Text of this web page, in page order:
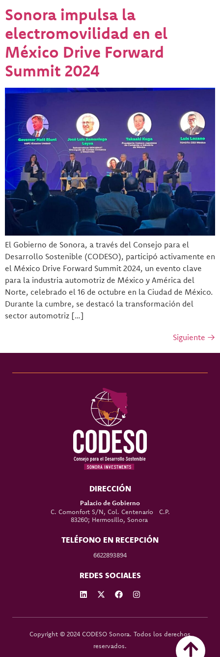
Sonora impulsa la
electromovilidad en el
México Drive Forward
Summit 2024
El Gobierno de Sonora, a través del Consejo para el
Desarrollo Sostenible (CODESO), participó activamente en
el México Drive Forward Summit 2024, un evento clave
para la industria automotriz de México y América del
Norte, celebrado el 16 de octubre en la Ciudad de México.
Durante la cumbre, se destacó la transformación del
sector automotriz […]
Siguiente →
DIRECCIÓN
Palacio de Gobierno
C. Comonfort S/N, Col. Centenario C.P.
83260; Hermosillo, Sonora
TELÉFONO EN RECEPCIÓN
6622893894
REDES SOCIALES
Copyright © 2024 CODESO Sonora. Todos los derechos
reservados.